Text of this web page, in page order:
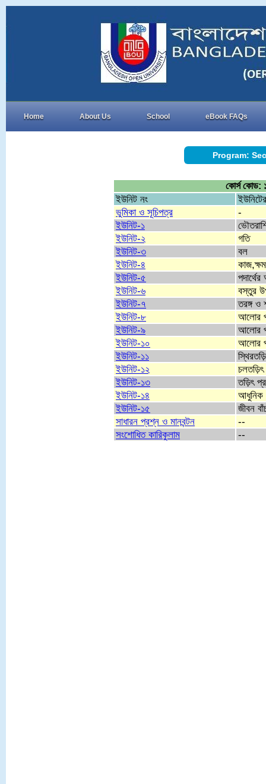
Home About Us School eBook FAQs
Program:
কোর্স কোড:
ইউনিট নং
ভুমিকা ও সূচিপত্র
-
ইউনিট-১
ইউনিট-২
গতি
ইউনিট-৩
বল
ইউনিট-৪
ইউনিট-৫
ইউনিট-৬
বস্তুর
ইউনিট-৭
তরঙ্গ ও
ইউনিট-৮
আলোর
ইউনিট-৯
আলোর
ইউনিট-১০
আলোর
ইউনিট-১১
ইউনিট-১২
চলতড়িৎ
ইউনিট-১৩
তড়িৎ
ইউনিট-১৪
আধুনিক
ইউনিট-১৫
জীবন
সাধারন প্রশ্ন ও মানবন্টন
--
সংশোধিত কারিকুলাম
--